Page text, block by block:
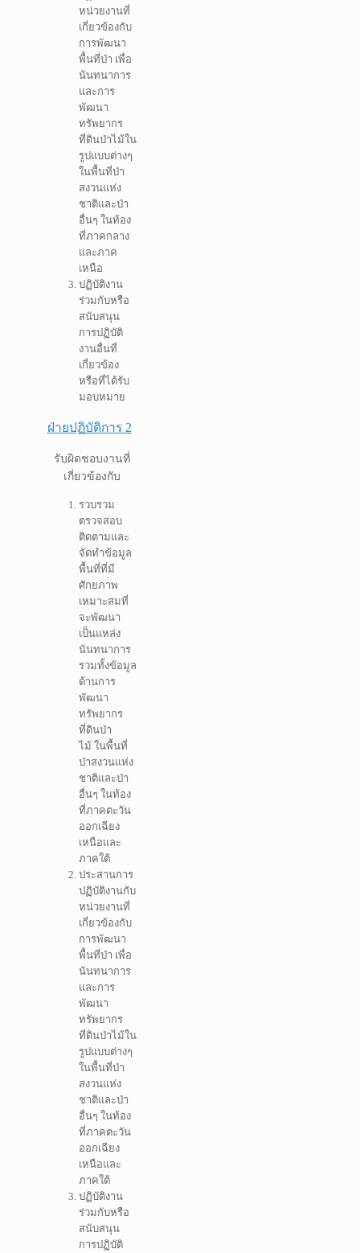
หน่วยงานที่
เกี่ยวข้องกับ
การพัฒนา
พื้นที่ป่า เพื่อ
นันทนาการ
และการ
พัฒนา
ทรัพยากร
ที่ดินป่าไม้ใน
รูปแบบต่างๆ
ในพื้นที่ป่า
สงวนแห่ง
ชาติและป่า
อื่นๆ ในท้อง
ที่ภาคกลาง
และภาค
เหนือ
ปฏิบัติงาน
ร่วมกับหรือ
สนับสนุน
การปฏิบัติ
งานอื่นที่
เกี่ยวข้อง
หรือที่ได้รับ
มอบหมาย
ฝ่ายปฏิบัติการ 2
รับผิดชอบงานที่
เกี่ยวข้องกับ
รวบรวม
ตรวจสอบ
ติดตามและ
จัดทำข้อมูล
พื้นที่ที่มี
ศักยภาพ
เหมาะสมที่
จะพัฒนา
เป็นแหล่ง
นันทนาการ
รวมทั้งข้อมูล
ด้านการ
พัฒนา
ทรัพยากร
ที่ดินป่า
ไม้ ในพื้นที่
ป่าสงวนแห่ง
ชาติและป่า
อื่นๆ ในท้อง
ที่ภาคตะวัน
ออกเฉียง
เหนือและ
ภาคใต้
ประสานการ
ปฏิบัติงานกับ
หน่วยงานที่
เกี่ยวข้องกับ
การพัฒนา
พื้นที่ป่า เพื่อ
นันทนาการ
และการ
พัฒนา
ทรัพยากร
ที่ดินป่าไม้ใน
รูปแบบต่างๆ
ในพื้นที่ป่า
สงวนแห่ง
ชาติและป่า
อื่นๆ ในท้อง
ที่ภาคตะวัน
ออกเฉียง
เหนือและ
ภาคใต้
ปฏิบัติงาน
ร่วมกับหรือ
สนับสนุน
การปฏิบัติ